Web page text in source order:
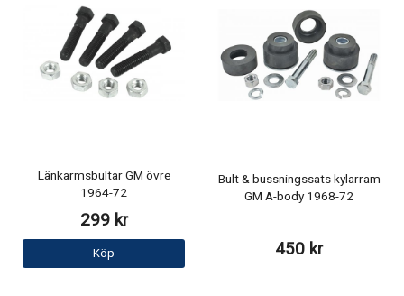
Länkarmsbultar GM övre
1964-72
299 kr
Köp
Bult & bussningssats kylarram
GM A-body 1968-72
450 kr